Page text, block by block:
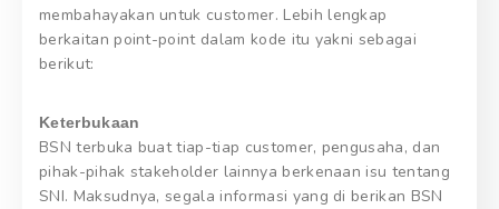
membahayakan untuk customer. Lebih lengkap
berkaitan point-point dalam kode itu yakni sebagai
berikut:
Keterbukaan
BSN terbuka buat tiap-tiap customer, pengusaha, dan
pihak-pihak stakeholder lainnya berkenaan isu tentang
SNI. Maksudnya, segala informasi yang di berikan BSN